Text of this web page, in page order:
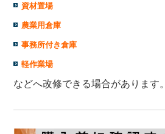
資材置場
農業用倉庫
事務所付き倉庫
軽作業場
などへ改修できる場合があります。